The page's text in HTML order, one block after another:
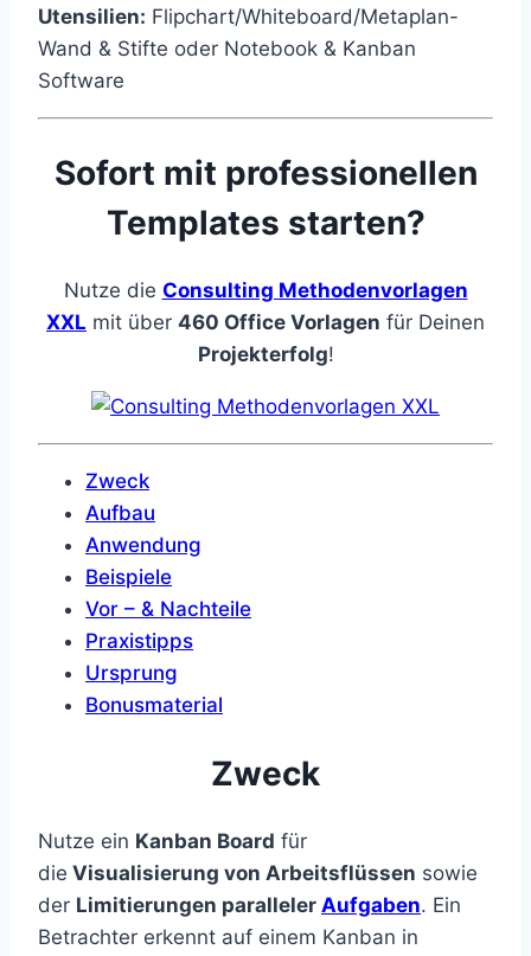
Utensilien: Flipchart/Whiteboard/Metaplan-
Wand & Stifte oder Notebook & Kanban
Software
Sofort mit professionellen
Templates starten?
Nutze die Consulting Methodenvorlagen
XXL mit über 460 Office Vorlagen für Deinen
Projekterfolg!
Zweck
Aufbau
Anwendung
Beispiele
Vor – & Nachteile
Praxistipps
Ursprung
Bonusmaterial
Zweck
Nutze ein Kanban Board für
die Visualisierung von Arbeitsflüssen sowie
der Limitierungen paralleler Aufgaben. Ein
Betrachter erkennt auf einem Kanban in